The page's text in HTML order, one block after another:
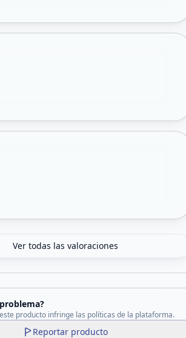
Ver todas las valoraciones
producto infringe las políticas de la plataforma.
Reportar producto